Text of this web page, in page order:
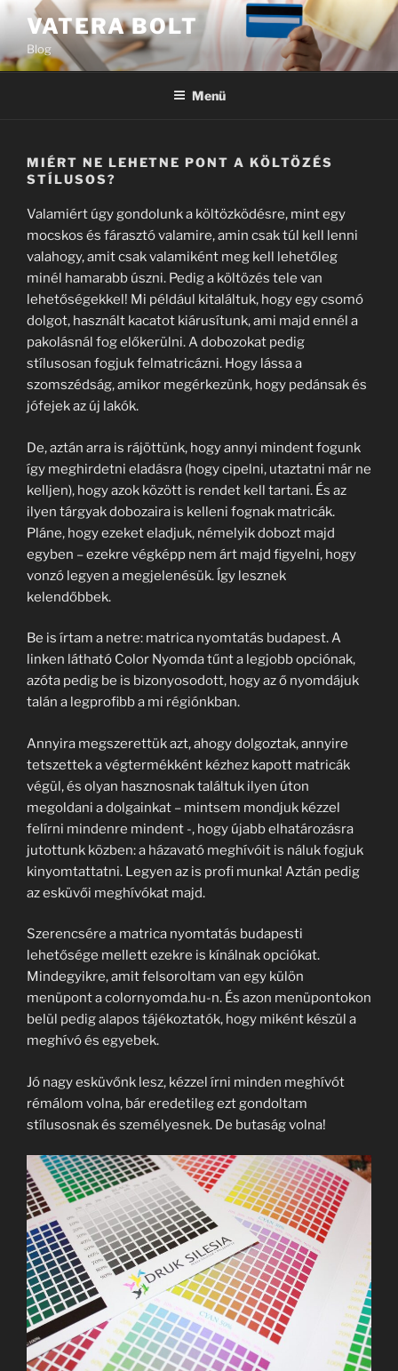
Tartalomhoz
VATERA BOLT
Blog
Menü
MIÉRT NE LEHETNE PONT A KÖLTÖZÉS
STÍLUSOS?
Valamiért úgy gondolunk a költözködésre, mint egy
mocskos és fárasztó valamire, amin csak túl kell lenni
valahogy, amit csak valamiként meg kell lehetőleg
minél hamarabb úszni. Pedig a költözés tele van
lehetőségekkel! Mi például kitaláltuk, hogy egy csomó
dolgot, használt kacatot kiárusítunk, ami majd ennél a
pakolásnál fog előkerülni. A dobozokat pedig
stílusosan fogjuk felmatricázni. Hogy lássa a
szomszédság, amikor megérkezünk, hogy pedánsak és
jófejek az új lakók.
De, aztán arra is rájöttünk, hogy annyi mindent fogunk
így meghirdetni eladásra (hogy cipelni, utaztatni már ne
kelljen), hogy azok között is rendet kell tartani. És az
ilyen tárgyak dobozaira is kelleni fognak matricák.
Pláne, hogy ezeket eladjuk, némelyik dobozt majd
egyben – ezekre végképp nem árt majd figyelni, hogy
vonzó legyen a megjelenésük. Így lesznek
kelendőbbek.
Be is írtam a netre: matrica nyomtatás budapest. A
linken látható Color Nyomda tűnt a legjobb opciónak,
azóta pedig be is bizonyosodott, hogy az ő nyomdájuk
talán a legprofibb a mi régiónkban.
Annyira megszerettük azt, ahogy dolgoztak, annyire
tetszettek a végtermékként kézhez kapott matricák
végül, és olyan hasznosnak találtuk ilyen úton
megoldani a dolgainkat – mintsem mondjuk kézzel
felírni mindenre mindent -, hogy újabb elhatározásra
jutottunk közben: a házavató meghívóit is náluk fogjuk
kinyomtattatni. Legyen az is profi munka! Aztán pedig
az esküvői meghívókat majd.
Szerencsére a matrica nyomtatás budapesti
lehetősége mellett ezekre is kínálnak opciókat.
Mindegyikre, amit felsoroltam van egy külön
menüpont a colornyomda.hu-n. És azon menüpontokon
belül pedig alapos tájékoztatók, hogy miként készül a
meghívó és egyebek.
Jó nagy esküvőnk lesz, kézzel írni minden meghívót
rémálom volna, bár eredetileg ezt gondoltam
stílusosnak és személyesnek. De butaság volna!